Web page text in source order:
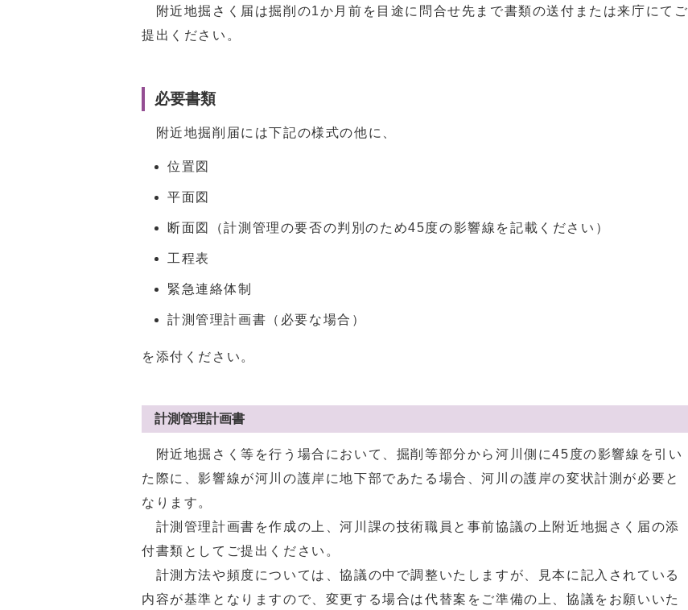
附近地掘さく届は掘削の1か月前を目途に問合せ先まで書類の送付または来庁にてご
提出ください。
必要書類
附近地掘削届には下記の様式の他に、
位置図
平面図
断面図（計測管理の要否の判別のため45度の影響線を記載ください）
工程表
緊急連絡体制
計測管理計画書（必要な場合）
を添付ください。
計測管理計画書
附近地掘さく等を行う場合において、掘削等部分から河川側に45度の影響線を引い
た際に、影響線が河川の護岸に地下部であたる場合、河川の護岸の変状計測が必要と
なります。
計測管理計画書を作成の上、河川課の技術職員と事前協議の上附近地掘さく届の添
付書類としてご提出ください。
計測方法や頻度については、協議の中で調整いたしますが、見本に記入されている
内容が基準となりますので、変更する場合は代替案をご準備の上、協議をお願いいた